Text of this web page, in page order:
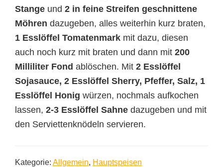
Stange und 2 in feine Streifen geschnittene
Möhren dazugeben, alles weiterhin kurz braten,
1 Esslöffel Tomatenmark mit dazu, diesen
auch noch kurz mit braten und dann mit 200
Milliliter Fond ablöschen. Mit 2 Esslöffel
Sojasauce, 2 Esslöffel Sherry, Pfeffer, Salz, 1
Esslöffel Honig würzen, nochmals aufkochen
lassen, 2-3 Esslöffel Sahne dazugeben und mit
den Serviettenknödeln servieren.
Kategorie: Allgemein, Hauptspeisen